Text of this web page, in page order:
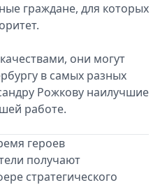
граждане, для которых
они могут
в самых разных
Рожкову наилучшие
работе.
героев
получают
стратегического